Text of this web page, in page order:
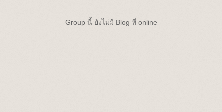
Group นี้ ยังไม่มี Blog ที่ online